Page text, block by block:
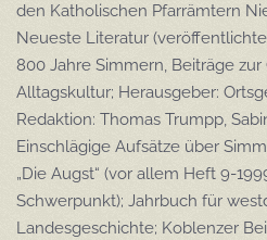
den Katholischen Pfarrämtern
Neueste Literatur
800 Jahre Simmern, Beiträge
Alltagskultur; Herausgeber:
Redaktion: Thomas Trumpp,
Einschlägige Aufsätze über
„Die Augst“ (vor allem Heft 9-
Schwerpunkt); Jahrbuch für
Landesgeschichte; Koblenzer